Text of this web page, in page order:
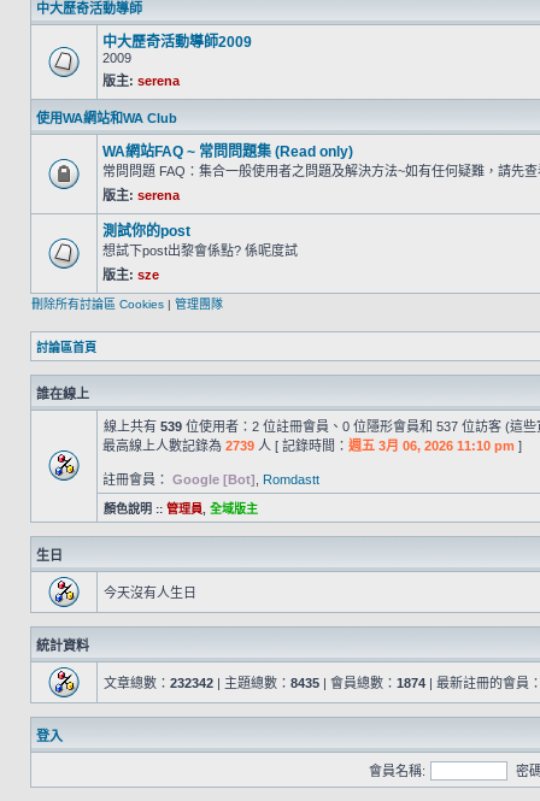
中大歷奇活動導師
中大歷奇活動導師2009
2009
版主: serena
使用WA網站和WA Club
WA網站FAQ ~ 常問問題集 (Read only)
常問問題 FAQ：集合一般使用者之問題及解決方法~如有任何疑難，請先
版主: serena
測試你的post
想試下post出黎會係點? 係呢度試
版主: sze
刪除所有討論區 Cookies | 管理團隊
討論區首頁
誰在線上
線上共有 539 位使用者：2 位註冊會員、0 位隱形會員和 537 位訪客 (這
最高線上人數記錄為 2739 人 [ 記錄時間： 週五 3月 06, 2026 11:10 pm ]
註冊會員： Google [Bot] Romdastt
顏色說明 :: 管理員 全域版主
生日
今天沒有人生日
統計資料
文章總數： 232342 | 主題總數： 8435 | 會員總數： 1874 | 最新註冊的會員
登入
會員名稱: 密